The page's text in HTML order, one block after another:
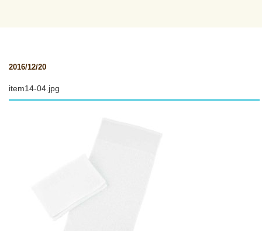
2016/12/20
item14-04.jpg